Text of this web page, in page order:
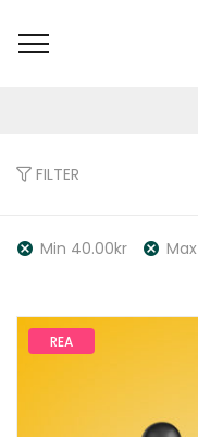
STROLLERS
FILTER
Min 40.00kr Max
REA